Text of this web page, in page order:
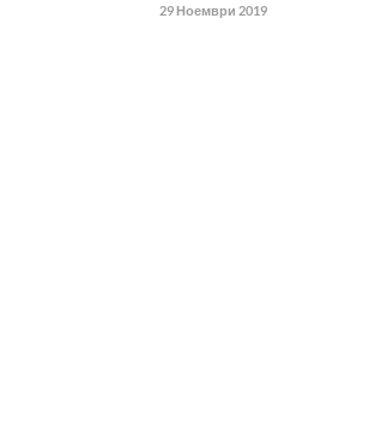
29 Ноември 2019